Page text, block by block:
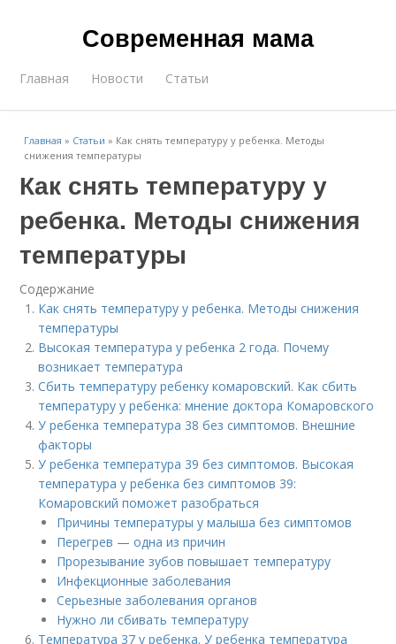
Современная мама
Главная Новости Статьи
Главная » Статьи » Как снять температуру у ребенка. Методы
снижения температуры
Как снять температуру у
ребенка. Методы снижения
температуры
Содержание
Как снять температуру у ребенка. Методы снижения
температуры
Высокая температура у ребенка 2 года. Почему
возникает температура
Сбить температуру ребенку комаровский. Как сбить
температуру у ребенка: мнение доктора Комаровского
У ребенка температура 38 без симптомов. Внешние
факторы
У ребенка температура 39 без симптомов. Высокая
температура у ребенка без симптомов 39:
Комаровский поможет разобраться
Причины температуры у малыша без симптомов
Перегрев — одна из причин
Прорезывание зубов повышает температуру
Инфекционные заболевания
Серьезные заболевания органов
Нужно ли сбивать температуру
Температура 37 у ребенка. У ребенка температура